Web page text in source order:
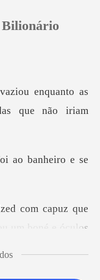
0
Bilionário
iou enquanto as
ao
um boné e óculos